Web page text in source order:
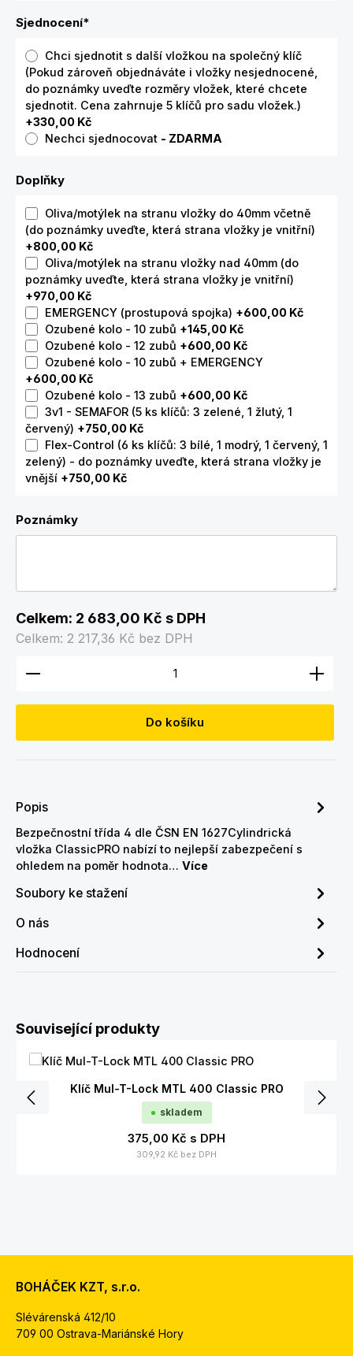
Sjednocení*
Chci sjednotit s další vložkou na společný klíč
(Pokud zároveň objednáváte i vložky nesjednocené,
do poznámky uveďte rozměry vložek, které chcete
sjednotit. Cena zahrnuje 5 klíčů pro sadu vložek.)
+330,00 Kč
Nechci sjednocovat - ZDARMA
Doplňky
Oliva/motýlek na stranu vložky do 40mm včetně
(do poznámky uveďte, která strana vložky je vnitřní)
+800,00 Kč
Oliva/motýlek na stranu vložky nad 40mm (do
poznámky uveďte, která strana vložky je vnitřní)
+970,00 Kč
EMERGENCY (prostupová spojka) +600,00 Kč
Ozubené kolo - 10 zubů +145,00 Kč
Ozubené kolo - 12 zubů +600,00 Kč
Ozubené kolo - 10 zubů + EMERGENCY
+600,00 Kč
Ozubené kolo - 13 zubů +600,00 Kč
3v1 - SEMAFOR (5 ks klíčů: 3 zelené, 1 žlutý, 1
červený) +750,00 Kč
Flex-Control (6 ks klíčů: 3 bílé, 1 modrý, 1 červený, 1
zelený) - do poznámky uveďte, která strana vložky je
vnější +750,00 Kč
Poznámky
Celkem: 2 683,00 Kč s DPH
Celkem: 2 217,36 Kč bez DPH
Množství produktu: Zadejte požadované
Do košíku
Popis
Bezpečnostní třída 4 dle ČSN EN 1627Cylindrická
vložka ClassicPRO nabízí to nejlepší zabezpečení s
ohledem na poměr hodnota… Více
Soubory ke stažení
O nás
Hodnocení
Přeskočit galerii produktů
Související produkty
Klíč Mul-T-Lock MTL 400 Classic PRO
skladem
375,00 Kč s DPH
309,92 Kč bez DPH
BOHÁČEK KZT, s.r.o.
Slévárenská 412/10
709 00 Ostrava-Mariánské Hory